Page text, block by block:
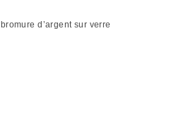
d’argent sur verre